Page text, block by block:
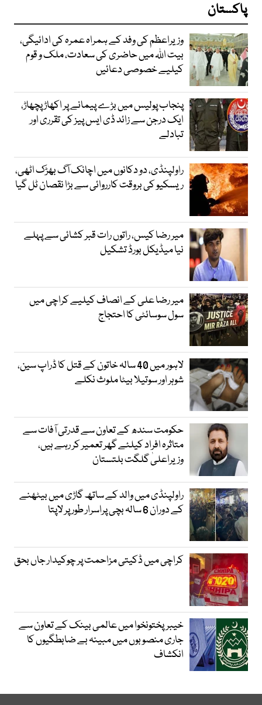
پاکستان
وزیراعظم کی وفد کے ہمراہ عمرہ کی ادائیگی،
بیت اللہ میں حاضری کی سعادت، ملک و قوم
کیلیے خصوصی دعائیں
پنجاب پولیس میں بڑے پیمانے پر اکھاڑ پچھاڑ،
ایک درجن سے زائد ڈی ایس پیز کی تقرری اور
تبادلے
راولپنڈی، دو دکانوں میں اچانک آگ بھڑک اٹھی،
ریسکیو کی بروقت کارروائی سے بڑا نقصان ٹل گیا
میر رضا کیس، راتوں رات قبر کشائی سے پہلے
نیا میڈیکل بورڈ تشکیل
میر رضا علی کے انصاف کیلیے کراچی میں
سول سوسائٹی کا احتجاج
لاہور میں 40 سالہ خاتون کے قتل کا ڈراپ سین،
شوہر اور سوتیلا بیٹا ملوث نکلے
حکومت سندھ کے تعاون سے قدرتی آفات سے
متاثرہ افراد کیلئے گھر تعمیر کر رہے ہیں،
وزیراعلیٰ گلگت بلتستان
راولپنڈی میں والد کے ساتھ گاڑی میں بیٹھنے
کے دوران 6 سالہ بچی پراسرار طور پر لاپتا
کراچی میں ڈکیتی مزاحمت پر چوکیدار جاں بحق
خیبرپختونخوا میں عالمی بینک کے تعاون سے
جاری منصوبوں میں مبینہ بے ضابطگیوں کا
انکشاف